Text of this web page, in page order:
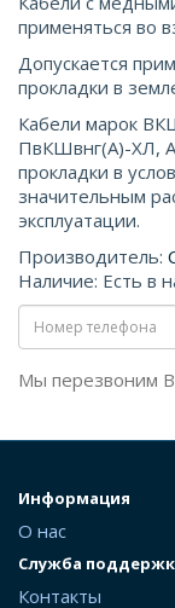
применяться во
Допускается
прокладки в
Кабели марок
ПвКШвнг(А)-ХЛ,
прокладки в
значительным
эксплуатации.
Производитель:
Наличие: Есть в
Мы перезвоним
Информация
О нас
Служба
Контакты